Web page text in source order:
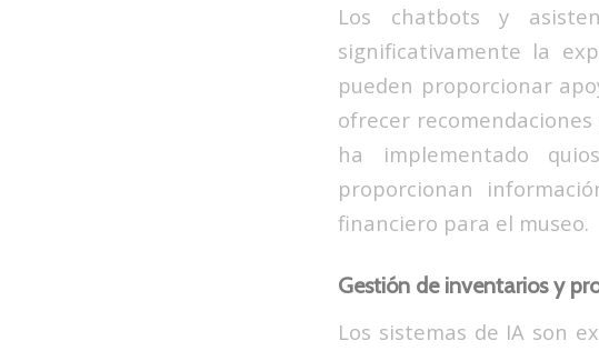
Los chatbots y
significativamente la
pueden proporcionar
ofrecer
ha implementado
proporcionan
financiero para el museo.
Gestión de inventarios y
Los sistemas de IA son